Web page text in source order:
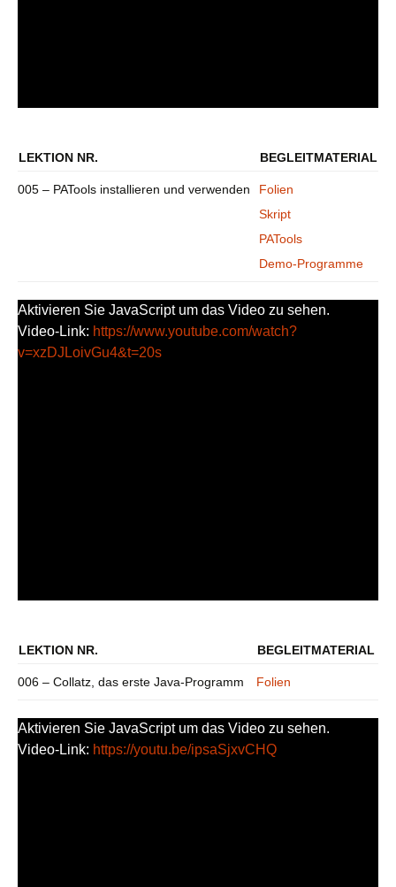
LEKTION NR. BEGLEITMATERIAL
005 – PATools installieren und verwenden
Folien
Skript
PATools
Demo-Programme
Aktivieren Sie JavaScript um das Video zu sehen.
Video-Link: https://www.youtube.com/watch?
v=xzDJLoivGu4&t=20s
LEKTION NR. BEGLEITMATERIAL
006 – Collatz, das erste Java-Programm Folien
Aktivieren Sie JavaScript um das Video zu sehen.
Video-Link: https://youtu.be/ipsaSjxvCHQ